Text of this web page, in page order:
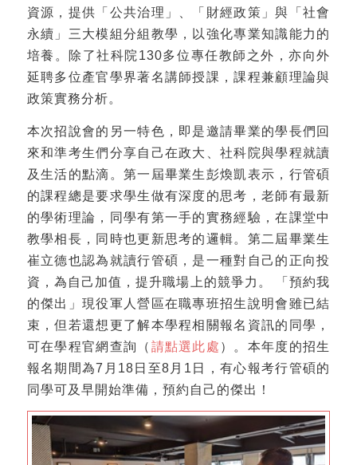
資源，提供「公共治理」、「財經政策」與「社會
永續」三大模組分組教學，以強化專業知識能力的
培養。除了社科院130多位專任教師之外，亦向外
延聘多位產官學界著名講師授課，課程兼顧理論與
政策實務分析。
本次招說會的另一特色，即是邀請畢業的學長們回
來和準考生們分享自己在政大、社科院與學程就讀
及生活的點滴。第一屆畢業生彭煥凱表示，行管碩
的課程總是要求學生做有深度的思考，老師有最新
的學術理論，同學有第一手的實務經驗，在課堂中
教學相長，同時也更新思考的邏輯。第二屆畢業生
崔立德也認為就讀行管碩，是一種對自己的正向投
資，為自己加值，提升職場上的競爭力。 「預約我
的傑出」現役軍人營區在職專班招生說明會雖已結
束，但若還想更了解本學程相關報名資訊的同學，
可在學程官網查詢（ 請點選此處 ）。本年度的招生
報名期間為7月18日至8月1日，有心報考行管碩的
同學可及早開始準備，預約自己的傑出！